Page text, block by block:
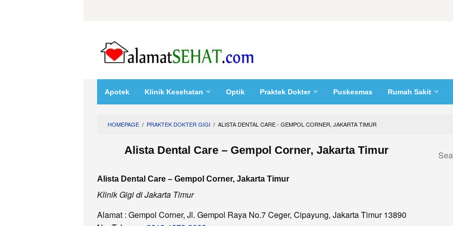
Apotek Klinik Kesehatan Optik Praktek Dokter Puskesmas Rumah Sakit
HOMEPAGE / PRAKTEK DOKTER GIGI / ALISTA DENTAL CARE - GEMPOL CORNER, JAKARTA TIMUR
Alista Dental Care – Gempol Corner, Jakarta Timur
Alista Dental Care – Gempol Corner, Jakarta Timur
Klinik Gigi di Jakarta Timur
Alamat : Gempol Corner, Jl. Gempol Raya No.7 Ceger, Cipayung, Jakarta Timur 13890